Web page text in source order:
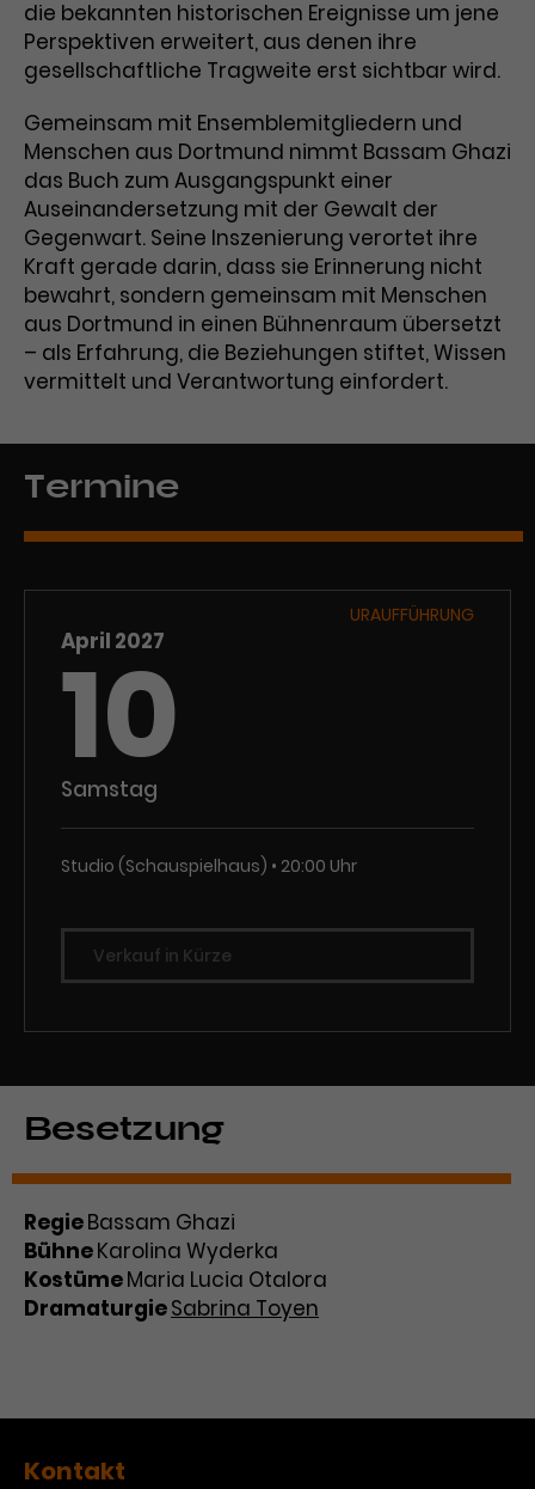
verschiedene Websites hinweg.
die bekannten historischen Ereignisse um jene
Perspektiven erweitert, aus denen ihre
gesellschaftliche Tragweite erst sichtbar wird.
Gemeinsam mit Ensemblemitgliedern und
Menschen aus Dortmund nimmt Bassam Ghazi
das Buch zum Ausgangspunkt einer
Auseinandersetzung mit der Gewalt der
Gegenwart. Seine Inszenierung verortet ihre
Kraft gerade darin, dass sie Erinnerung nicht
bewahrt, sondern gemeinsam mit Menschen
aus Dortmund in einen Bühnenraum übersetzt
– als Erfahrung, die Beziehungen stiftet, Wissen
vermittelt und Verantwortung einfordert.
Termine
URAUFFÜHRUNG
April 2027
10
Samstag
Studio (Schauspielhaus) 20:00 Uhr
Verkauf in Kürze
Besetzung
RegieBassam Ghazi
BühneKarolina Wyderka
KostümeMaria Lucia Otalora
DramaturgieSabrina Toyen
Kontakt